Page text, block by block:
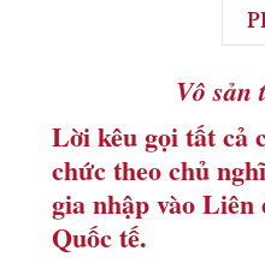
Vô sản
Lời kêu gọi tất cả
chức theo chủ
gia nhập vào Liên
Quốc tế.